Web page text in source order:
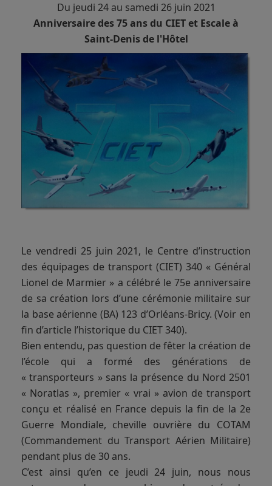
Du jeudi 24 au samedi 26 juin 2021
Anniversaire des 75 ans du CIET et Escale à
Saint-Denis de l'Hôtel
Le vendredi 25 juin 2021, le Centre d’instruction
des équipages de transport (CIET) 340 « Général
Lionel de Marmier » a célébré le 75e anniversaire
de sa création lors d’une cérémonie militaire sur
la base aérienne (BA) 123 d’Orléans-Bricy. (Voir en
fin d’article l’historique du CIET 340).
Bien entendu, pas question de fêter la création de
l’école qui a formé des générations de
« transporteurs » sans la présence du Nord 2501
« Noratlas », premier « vrai » avion de transport
conçu et réalisé en France depuis la fin de la 2e
Guerre Mondiale, cheville ouvrière du COTAM
(Commandement du Transport Aérien Militaire)
pendant plus de 30 ans.
C’est ainsi qu’en ce jeudi 24 juin, nous nous